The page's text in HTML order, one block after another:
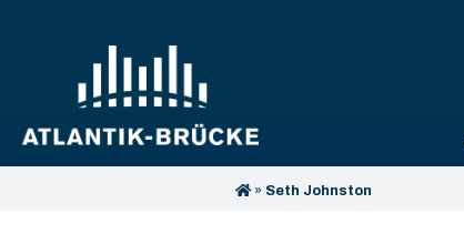
» Seth Johnston